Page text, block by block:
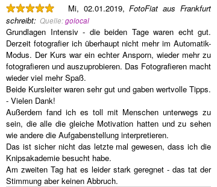
Mi, 02.01.2019,FotoFiat aus Frankfurt
schreibt: Quelle:golocal
Grundlagen Intensiv - die beiden Tage waren echt gut.
Derzeit fotografier ich überhaupt nicht mehr im Automatik-
Modus. Der Kurs war ein echter Ansporn, wieder mehr zu
fotografieren und auszuprobieren. Das Fotografieren macht
wieder viel mehr Spaß.
Beide Kursleiter waren sehr gut und gaben wertvolle Tipps.
- Vielen Dank!
Außerdem fand ich es toll mit Menschen unterwegs zu
sein, die alle die gleiche Motivation hatten und zu sehen
wie andere die Aufgabenstellung interpretieren.
Das ist sicher nicht das letzte mal gewesen, dass ich die
Knipsakademie besucht habe.
Am zweiten Tag hat es leider stark geregnet - das tat der
Stimmung aber keinen Abbruch.